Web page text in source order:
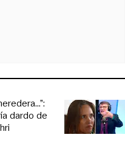
dardo de